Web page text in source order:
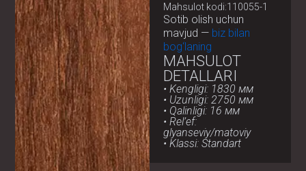
Mahsulot kodi:110055-1
Sotib olish uchun
mavjud — biz bilan
bog‘laning
MAHSULOT
DETALLARI
• Kengligi: 1830 мм
• Uzunligi: 2750 мм
• Qalinligi: 16 мм
• Rel’ef:
glyanseviy/matoviy
• Klassi: Standart